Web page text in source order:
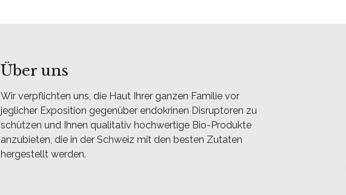
Über uns
Wir verpflichten uns, die Haut Ihrer ganzen Familie vor
jeglicher Exposition gegenüber endokrinen Disruptoren zu
schützen und Ihnen qualitativ hochwertige Bio-Produkte
anzubieten, die in der Schweiz mit den besten Zutaten
hergestellt werden.